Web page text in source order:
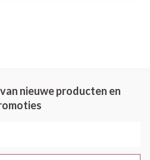
nieuwe producten en